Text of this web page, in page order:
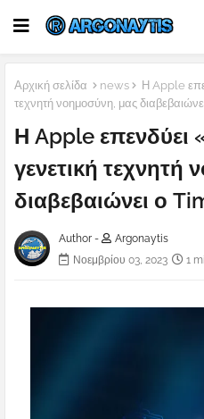
Αρχική σελίδα news
Η Apple
τεχνητή νοημοσύνη, μας
Η Apple επενδύει
γενετική τεχνητή
διαβεβαιώνει ο
Author -
Argonaytis
Νοεμβρίου 03, 2023
1